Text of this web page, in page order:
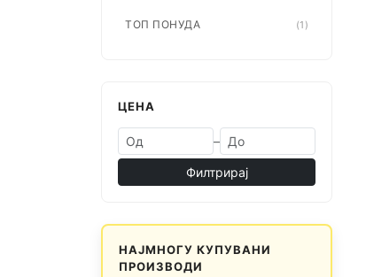
ТОП ПОНУДА (1)
ЦЕНА
–
Филтрирај
НАЈМНОГУ КУПУВАНИ
ПРОИЗВОДИ